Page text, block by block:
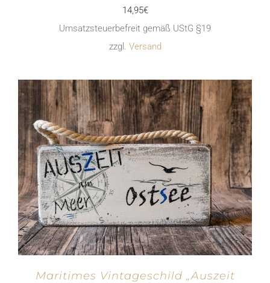
14,95€
Umsatzsteuerbefreit gemäß UStG §19
zzgl. Versand
Maritimes Vintageschild „Auszeit